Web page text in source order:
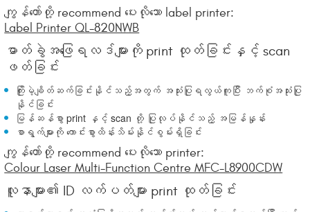
ကျွန်တော်တို့ recommend ပေးလိုသော label printer:
Label Printer QL-820NWB
ဓာတ်ခွဲအဖြေရလဒ်များကို print ထုတ်ခြင်းနှင့် scan
ဖတ်ခြင်း
ကြိုးမဲ့ချိတ်ဆက်ခြင်းနိုင်သည့်အတွက် အသုံးပြုရလွယ်ကူပြီး ဘက်စုံအသုံးပြု
နိုင်ခြင်း
မြန်ဆန်စွာ print နှင့် scan တို့ ပြုလုပ်နိုင်သည့် အမြန်နှုန်း
စာရွက်များကို ကောင်းစွာထိန်းသိမ်းနိုင်စွမ်းရှိခြင်း
ကျွန်တော်တို့ recommend ပေးလိုသော printer:
Colour Laser Multi-Function Centre MFC-L8900CDW
လူနာများ၏ ID လက်ပတ်များ print ထုတ်ခြင်း